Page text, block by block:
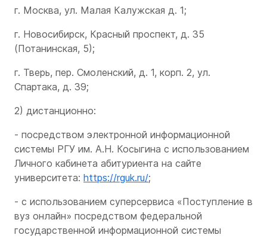
г. Москва, ул. Малая Калужская д. 1;
г. Новосибирск, Красный проспект, д. 35
(Потанинская, 5);
г. Тверь, пер. Смоленский, д. 1, корп. 2, ул.
Спартака, д. 39;
2) дистанционно:
- посредством электронной информационной
системы РГУ им. А.Н. Косыгина с использованием
Личного кабинета абитуриента на сайте
университета: https://rguk.ru/;
- с использованием суперсервиса «Поступление в
вуз онлайн» посредством федеральной
государственной информационной системы